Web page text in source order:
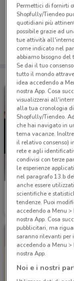
Porta
Puoi
dal tuo
Burger King
Scade il 30/09
Permettici di fornirti
Shopfully/Tiendeo
quotidiani più
possibile grazie ad
tue attività
come indicato nel
abbiamo bisogno
Se dai il tuo
tutto il mondo
idea accedendo a
nostra App. Cosa
visualizzerai
alla tua cronologia
Shopfully/Tiendeo.
che hai navigato in
tema vacanze.
il relativo consenso)
rete e agli
condivisi con terze
le esperienze
nel paragrafo 13.b
anche essere
scientifiche e
tendenze. Puoi
accedendo a Menu
nostra App. Cosa
pubblicitari, ma
saranno rilevanti per
accedendo a Menu
nostra App.
Noi e i nostri